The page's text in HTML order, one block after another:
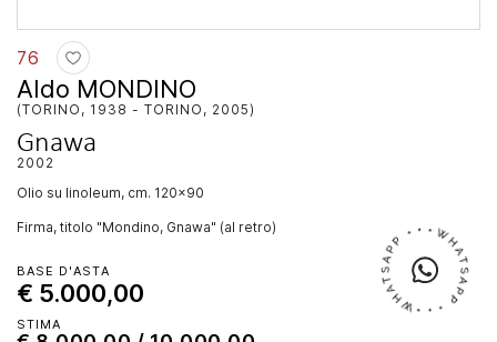
76
Aldo MONDINO
(TORINO, 1938 - TORINO, 2005)
Gnawa
2002
olio su linoleum, cm. 120x90
Firma, titolo "Mondino, Gnawa" (al retro)
BASE D'ASTA
€ 5.000,00
STIMA